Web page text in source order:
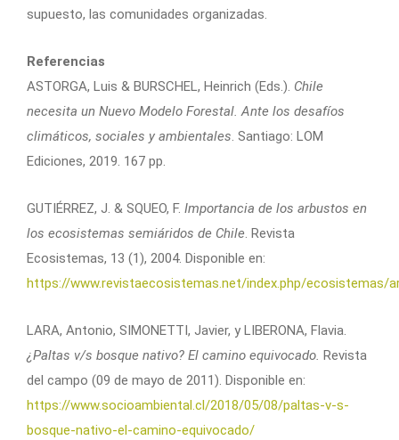
supuesto, las comunidades organizadas.
Referencias
ASTORGA, Luis & BURSCHEL, Heinrich (Eds.). Chile
necesita un Nuevo Modelo Forestal. Ante los desafíos
climáticos, sociales y ambientales. Santiago: LOM
Ediciones, 2019. 167 pp.
GUTIÉRREZ, J. & SQUEO, F. Importancia de los arbustos en
los ecosistemas semiáridos de Chile. Revista
Ecosistemas, 13 (1), 2004. Disponible en:
https://www.revistaecosistemas.net/index.php/ecosistemas/
LARA, Antonio, SIMONETTI, Javier, y LIBERONA, Flavia.
¿Paltas v/s bosque nativo? El camino equivocado. Revista
del campo (09 de mayo de 2011). Disponible en:
https://www.socioambiental.cl/2018/05/08/paltas-v-s-
bosque-nativo-el-camino-equivocado/